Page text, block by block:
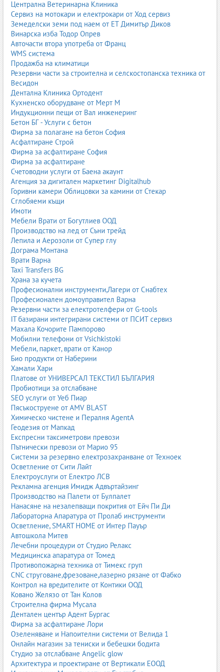
Плоско тъкани килими– без висок косъм, идеални за
кухни, коридори и помещения с по-голямо натоварване.
Модерни дизайнерски килими– с абстрактни,
геометрични или артистични мотиви.
1.3. Български килими
Българското килимарство е част от националната култура и
идентичност. Най-известните български килими са:
Чипровски килими– с геометрични мотиви и богата
символика. Те са ръчно тъкани и са включени в списъка
на нематериалното културно наследство на ЮНЕСКО.
Котленски килими
– с ярки цветове и растителни мотиви,
характерни за региона на Котел.
Самоковски и други регионални килими
орнаменти и техники.
Българските килими са ценени по целия свят заради
качеството, символиката и ръчната изработка. Те са не само
интериорен елемент, но и културен символ.
1.4. Персийски килими
Персийските килими са емблема на килимарството. Те се
изработват ръчно от естествени материали – вълна, коприна,
памук – и се отличават с изключителна детайлност.
Характеристики на персийските килими:
висока плътност на възлите – колкото повече възли на
квадратен метър, толкова по-качествен е килимът;
богати орнаменти – флорални, геометрични, медальони;
естествени багрила – растителни и минерални;
изключителна издръжливост и дълъг живот.
Персийските килими често се разглеждат като инвестиция –
стойността им се запазва и дори се увеличава с времето.
1.5. Модерни и дизайнерски килими
Модерните килими са създадени за съвременния интериор –
минимализъм, геометрия, абстракция, пастелни тонове,
неутрални цветове.
Геометрични килими– с линии, форми и контрасти,
подходящи за модерни жилища.
Абстрактни килими– артистични, често наподобяват
картини.
Скандинавски килими– светли цветове, естествени
материи, изчистен дизайн.
Винтидж и състарени килими– с ефект на износване,
ретро визия.
Дизайнерските килими често са лимитирани серии, създадени
от интериорни дизайнери или художници, и се използват като
акцент в помещението.
1.6. Детски килими
Детските килими са създадени с мисъл за комфорт,
безопасност и игра. Те трябва да бъдат меки, топли и лесни за
почистване.
антислип основа за предотвратяване на подхлъзване;
меки материали, подходящи за игра на пода;
детски мотиви – животни, пътища, карти, герои;
устойчивост на петна и лесно почистване.
Централна Ветеринарна Клиника
Сервиз на мотокари и електрокари от Ход сервиз
Земеделски земи под наем от ЕТ Димитър Диков
Винарска изба Тодор Опрев
Авточасти втора употреба от Франц
WMS система
Продажба на климатици
Резервни части за строителна и селскостопанска техника от
Весидон
Дентална Клиника Ортодент
Кухненско оборудване от Мерт М
Индукционни пещи от Вал инженеринг
Бетон БГ - Услуги с бетон
Фирма за полагане на бетон София
Асфалтиране Строй
Фирма за асфалтиране София
Фирма за асфалтиране
Счетоводни услуги от Баена акаунт
Агенция за дигитален маркетинг Digitalhub
Горивни камери Облицовки за камини от Стекар
Сглобяеми къщи
Имоти
Мебели Врати от Богутлиев ООД
Производство на лед от Съни трейд
Лепила и Аерозоли от Супер глу
Дограма Монтана
Врати Варна
Taxi Transfers BG
Храна за кучета
Професионални инструменти,Лагери от Снабтех
Професионален домоуправител Варна
Резервни части за електротелфери от G-tools
IT базирани интегрирани системи от ПСИТ сервиз
Махала Кочорите Пампорово
Мобилни телефони от Vsichkistoki
Мебели, паркет, врати от Канор
Био продукти от Наберини
Хамали Хари
Платове от УНИВЕРСАЛ ТЕКСТИЛ БЪЛГАРИЯ
Пробиотици за отслабване
SEO услуги от Уеб Пиар
Пясъкоструене от AMV BLAST
Химическо чистене и Пералня AgentA
Геодезия от Мапкад
Експресни таксиметрови превози
Пътнически превози от Марио 95
Системи за резервно електрозахранване от Техноек
Осветление от Сити Лайт
Електроуслуги от Електро ЛСВ
Рекламна агенция Имидж Адвъртайзинг
Производство на Палети от Булпалет
Нанасяне на незалепващи покрития от Ейч Пи Ди
Лабораторна Апаратура от Пролаб инструменти
Осветление, SMART HOME от Интер Пауър
Автошкола Митев
Лечебни процедури от Студио Релакс
Медицинска апаратура от Томед
Противопожарна техника от Тимекс груп
CNC струговане,фрезоване,лазерно рязане от Фабко
Контрол на вредителите от Контики ООД
Ковано Желязо от Тан Колов
Строителна фирма Мусала
Дентален център Адент Бургас
Фирма за асфалтиране Лори
Озеленяване и Напоителни системи от Велида 1
Онлайн магазин за тениски и бебешки бодита
Студио за отслабване Angelic glow
Архитектура и проектиране от Вертикали ЕООД